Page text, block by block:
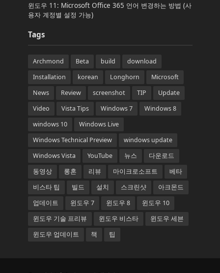
윈도우 11: Microsoft Office 365 언어 변경하는 방법 (사
용자 계정별 설정 가능)
Tags
Archmond Beta build
download
Installation
korean Longhorn
Microsoft
News
Review screenshot TIP
Update
Video
Vista Tips Windows 7
Windows 8
windows 10
Windows Live
Windows Technical Preview
windows update
Windows Vista
YouTube 뉴스
다운로드
동영상
롱혼 리뷰 마이크로소프트
베타
비스타 팁
빌드 설치 스크린샷
아크몬드
업데이트
윈도우 7 윈도우 8
윈도우 10
윈도우 기술 프리뷰
윈도우 비스타
윈도우 세븐
윈도우 업데이트
책 팁